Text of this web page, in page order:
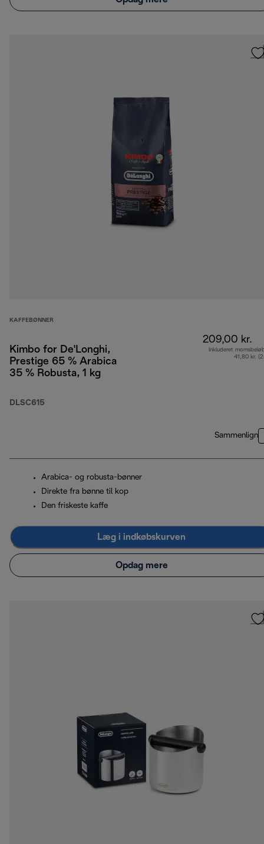
KAFFEBØNNER
Kimbo for De'Longhi,
Prestige 65 % Arabica
35 % Robusta, 1 kg
DLSC615
209,00 kr.
Inkluderet
41,80 kr.
Sammenlign
Arabica- og robusta-bønner
Direkte fra bønne til kop
Den friskeste kaffe
Læg i indkøbskurven
Opdag mere